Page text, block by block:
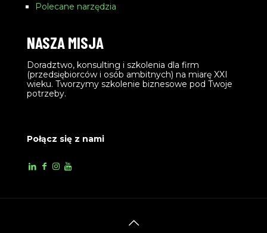
Polecane narzędzia
NASZA MISJA
Doradztwo, konsulting i szkolenia dla firm
(przedsiębiorców i osób ambitnych) na miarę XXI
wieku. Tworzymy szkolenie biznesowe pod Twoje
potrzeby.
Połącz się z nami